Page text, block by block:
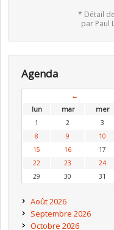
* Détail
par Paul
Agenda
←
lun
mar mer
1
2 3
8
9 10
15
16 17
22
23 24
29
30 31
Août 2026
Septembre 2026
Octobre 2026